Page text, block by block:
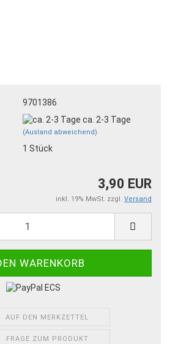
9701386
ca. 2-3 Tage
(Ausland abweichend)
1 Stück
3,90 EUR
inkl. 19% MwSt. zzgl. Versand
AUF DEN MERKZETTEL
FRAGE ZUM PRODUKT